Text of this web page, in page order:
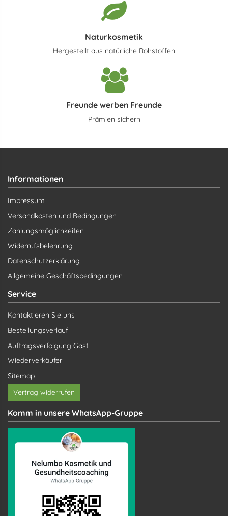
Naturkosmetik
Hergestellt aus natürliche Rohstoffen
Freunde werben Freunde
Prämien sichern
Informationen
Impressum
Versandkosten und Bedingungen
Zahlungsmöglichkeiten
Widerrufsbelehrung
Datenschutzerklärung
Allgemeine Geschäftsbedingungen
Service
Kontaktieren Sie uns
Bestellungsverlauf
Auftragsverfolgung Gast
Wiederverkäufer
Sitemap
Vertrag widerrufen
Komm in unsere WhatsApp-Gruppe